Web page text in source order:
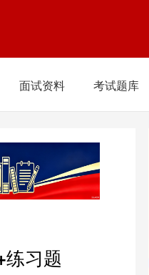
面试资料 考试题库
习题